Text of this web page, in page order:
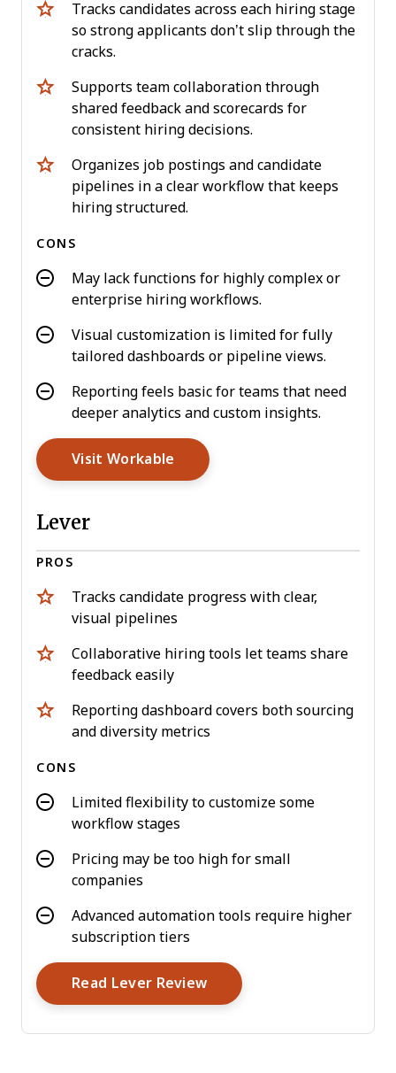
Tracks candidates across each hiring stage
so strong applicants don’t slip through the
cracks.
Supports team collaboration through
shared feedback and scorecards for
consistent hiring decisions.
Organizes job postings and candidate
pipelines in a clear workflow that keeps
hiring structured.
CONS
May lack functions for highly complex or
enterprise hiring workflows.
Visual customization is limited for fully
tailored dashboards or pipeline views.
Reporting feels basic for teams that need
deeper analytics and custom insights.
Visit Workable Opens New Window
Lever
PROS
Tracks candidate progress with clear,
visual pipelines
Collaborative hiring tools let teams share
feedback easily
Reporting dashboard covers both sourcing
and diversity metrics
CONS
Limited flexibility to customize some
workflow stages
Pricing may be too high for small
companies
Advanced automation tools require higher
subscription tiers
Read Lever ReviewOpens New Window